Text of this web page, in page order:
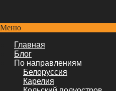
Меню
Главная
Блог
По направлениям
Белоруссия
Карелия